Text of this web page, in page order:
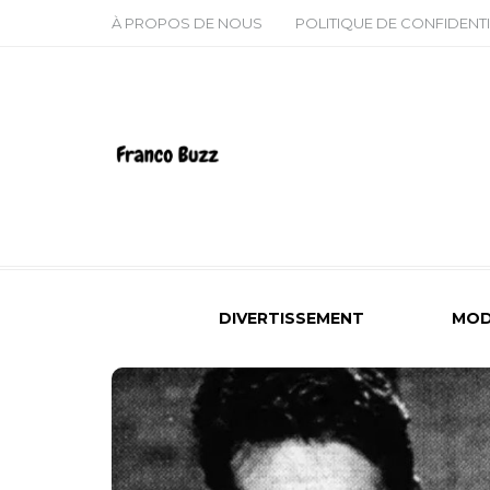
À PROPOS DE NOUS POLITIQUE DE
DIVERTISSEMENT